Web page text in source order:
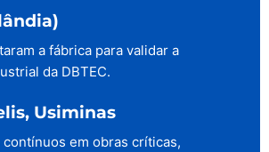
a fábrica para validar a
da DBTEC.
Usiminas
em obras críticas,